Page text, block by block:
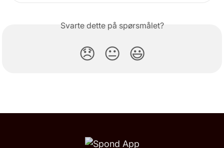
Svarte dette på spørsmålet?
😞 😐 😃